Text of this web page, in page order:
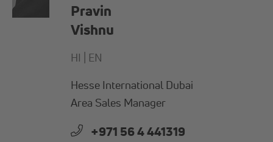
Pravin
Vishnu
HI | EN
Hesse International Dubai
Area Sales Manager
+971 56 4 441319